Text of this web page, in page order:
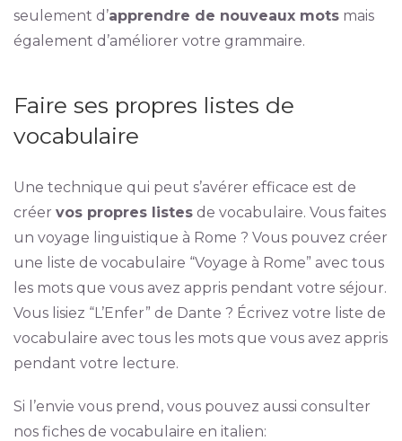
seulement d’apprendre de nouveaux motsmais
également d’améliorer votre grammaire.
Faire ses propres listes de
vocabulaire
Une technique qui peut s’avérer efficace est de
créer vos propres listesde vocabulaire. Vous faites
un voyage linguistique à Rome ? Vous pouvez créer
une liste de vocabulaire “Voyage à Rome” avec tous
les mots que vous avez appris pendant votre séjour.
Vous lisiez “L’Enfer” de Dante ? Écrivez votre liste de
vocabulaire avec tous les mots que vous avez appris
pendant votre lecture.
Si l’envie vous prend, vous pouvez aussi consulter
nos fiches de vocabulaire en italien: